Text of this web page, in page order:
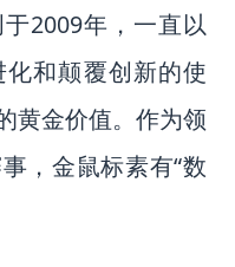
2009年，一直以
和颠覆创新的使
金价值。 作为领
，金鼠标素有“数